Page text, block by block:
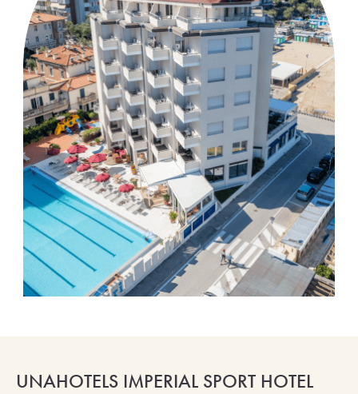
UNAHOTELS IMPERIAL SPORT HOTEL